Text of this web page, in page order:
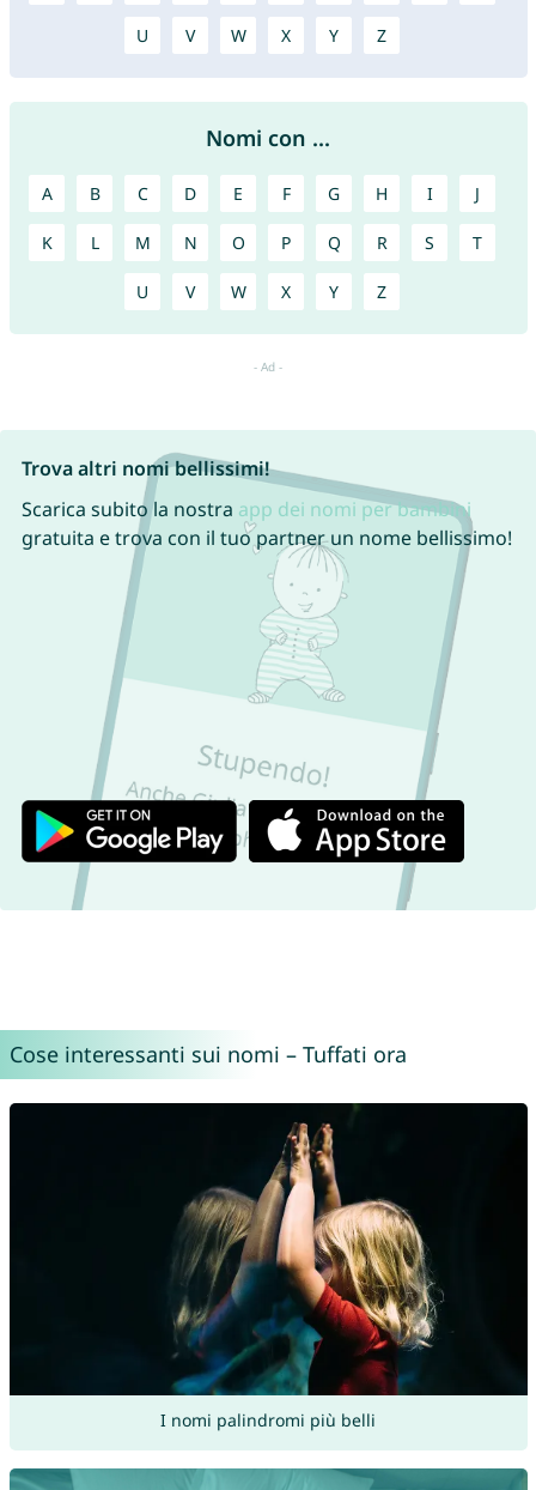
U V W X Y Z
Nomi con ...
A B C D E F G H I J
K L M N O P Q R S T
U V W X Y Z
Trova altri nomi bellissimi!
Scarica subito la nostra app dei nomi per bambini
gratuita e trova con il tuo partner un nome bellissimo!
Cose interessanti sui nomi – Tuffati ora
I nomi palindromi più belli